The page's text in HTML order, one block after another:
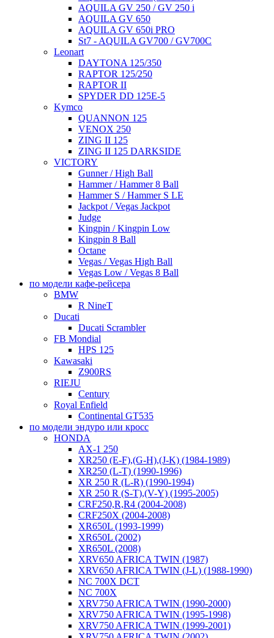
AQUILA GV 250 / GV 250 i
AQUILA GV 650
AQUILA GV 650i PRO
St7 - AQUILA GV700 / GV700C
Leonart
DAYTONA 125/350
RAPTOR 125/250
RAPTOR II
SPYDER DD 125E-5
Kymco
QUANNON 125
VENOX 250
ZING II 125
ZING II 125 DARKSIDE
VICTORY
Gunner / High Ball
Hammer / Hammer 8 Ball
Hammer S / Hammer S LE
Jackpot / Vegas Jackpot
Judge
Kingpin / Kingpin Low
Kingpin 8 Ball
Octane
Vegas / Vegas High Ball
Vegas Low / Vegas 8 Ball
по модели кафе-рейсера
BMW
R NineT
Ducati
Ducati Scrambler
FB Mondial
HPS 125
Kawasaki
Z900RS
RIEJU
Century
Royal Enfield
Continental GT535
по модели эндуро или кросс
HONDA
AX-1 250
XR250 (E-F),(G-H),(J-K) (1984-1989)
XR250 (L-T) (1990-1996)
XR 250 R (L-R) (1990-1994)
XR 250 R (S-T),(V-Y) (1995-2005)
CRF250,R,R4 (2004-2008)
CRF250X (2004-2008)
XR650L (1993-1999)
XR650L (2002)
XR650L (2008)
XRV650 AFRICA TWIN (1987)
XRV650 AFRICA TWIN (J-L) (1988-1990)
NC 700X DCT
NC 700X
XRV750 AFRICA TWIN (1990-2000)
XRV750 AFRICA TWIN (1995-1998)
XRV750 AFRICA TWIN (1999-2001)